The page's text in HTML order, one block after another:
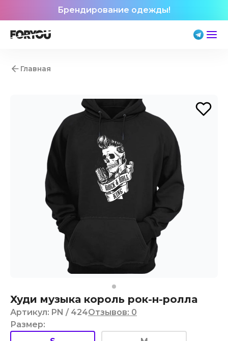
Брендирование одежды!
Главная
Худи музыка король рок-н-ролла
Артикул: PN / 424Отзывов: 0
Размер: